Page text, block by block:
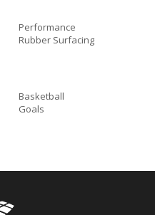
Performance
Rubber Surfacing
Basketball
Goals